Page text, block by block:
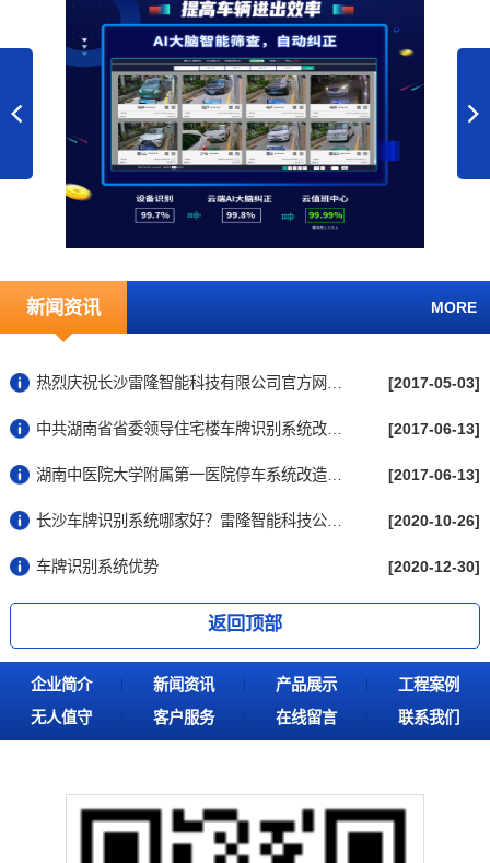
新闻资讯 MORE
[2017-05-03]
中共湖南省省委领导住宅楼车牌识别系统改造... [2017-06-13]
湖南中医院大学附属第一医院停车系统改造完... [2017-06-13]
长沙车牌识别系统哪家好？雷隆智能科技公司... [2020-10-26]
车牌识别系统优势 [2020-12-30]
返回顶部
企业简介 新闻资讯 产品展示
工程案例
无人值守
客户服务 在线留言 联系我们